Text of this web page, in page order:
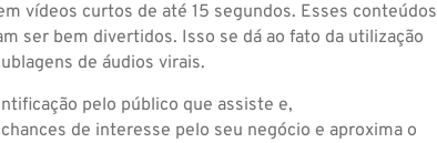
vídeos curtos de até 15 segundos. Esses conteúdos
ser bem divertidos. Isso se dá ao fato da utilização
de áudios virais.
pelo público que assiste e,
de interesse pelo seu negócio e aproxima o